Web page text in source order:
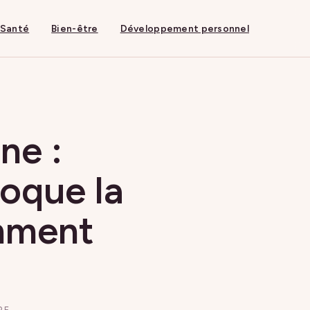
Santé Bien-être Développement personnel
:
la